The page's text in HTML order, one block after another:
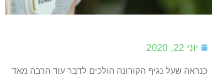
יוני 22, 2020
כנראה שעל נגיף הקורונה הולכים לדבר עוד הרבה מאד